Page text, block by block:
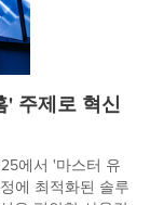
' 주제로 혁신
에서 '마스터 유
에 최적화된 솔루